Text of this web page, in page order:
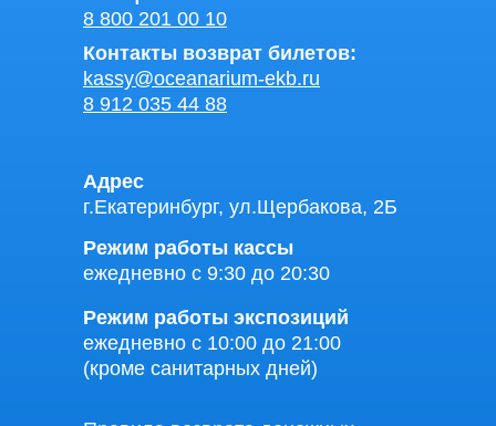
8 800 201 00 10
Контакты возврат билетов:
kassy@oceanarium-ekb.ru
8 912 035 44 88
Адрес
г.Екатеринбург, ул.Щербакова, 2Б
Режим работы кассы
ежедневно с 9:30 до 20:30
Режим работы экспозиций
ежедневно с 10:00 до 21:00
(кроме санитарных дней)